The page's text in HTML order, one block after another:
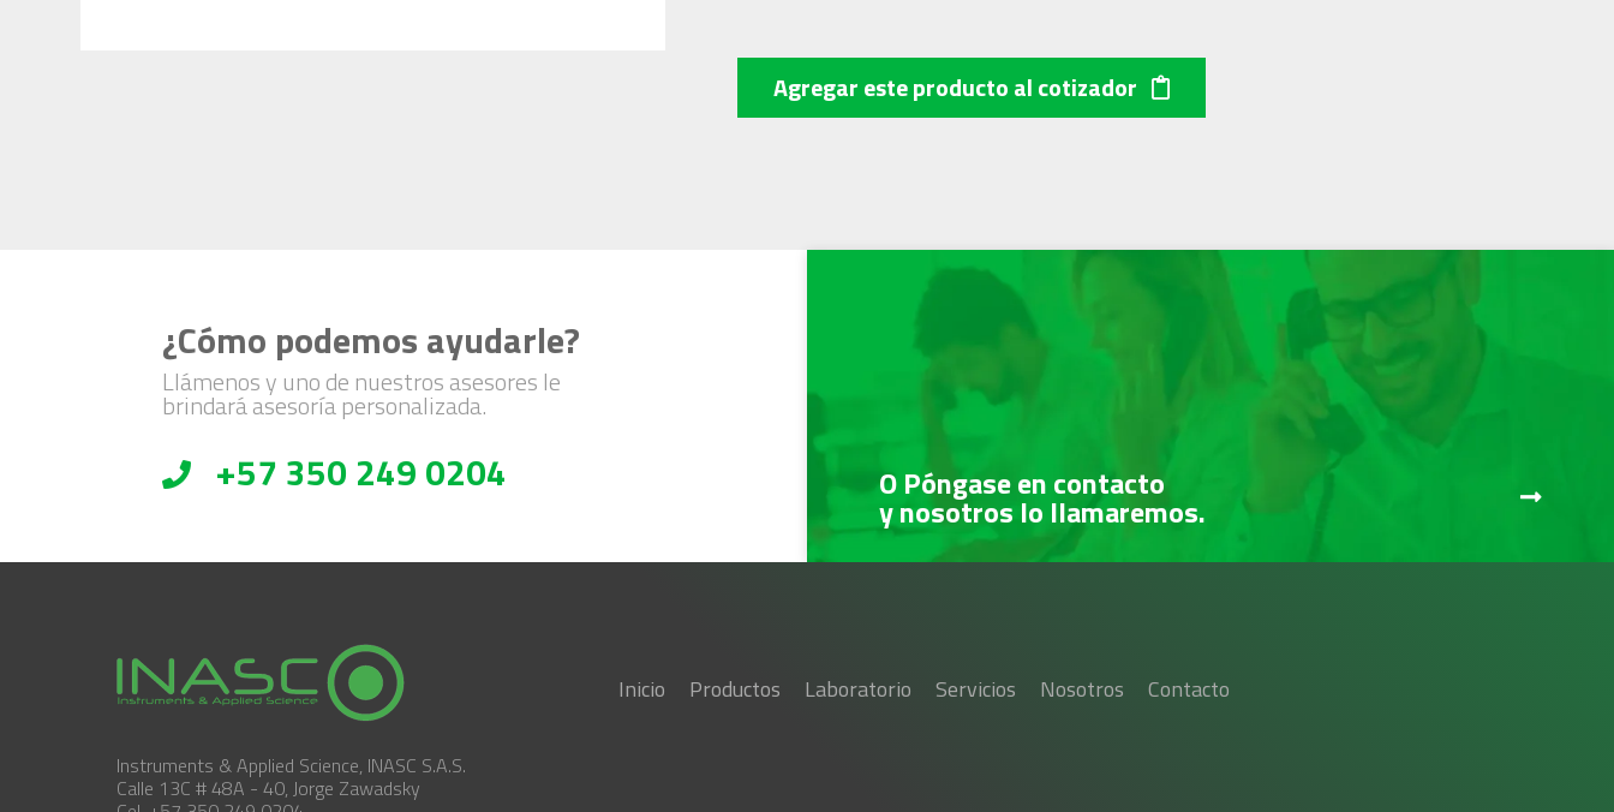
Agregar este productoal cotizador
¿Cómo podemos ayudarle?
Llámenos y uno de nuestros asesores le
brindará asesoría personalizada.
+57 350 249 0204 O Póngase en contacto
y nosotros lo llamaremos.
Instruments & Applied Science, INASC S.A.S.
Calle 13C # 48A - 40, Jorge Zawadsky
Inicio Productos Laboratorio Servicios Nosotros Contacto